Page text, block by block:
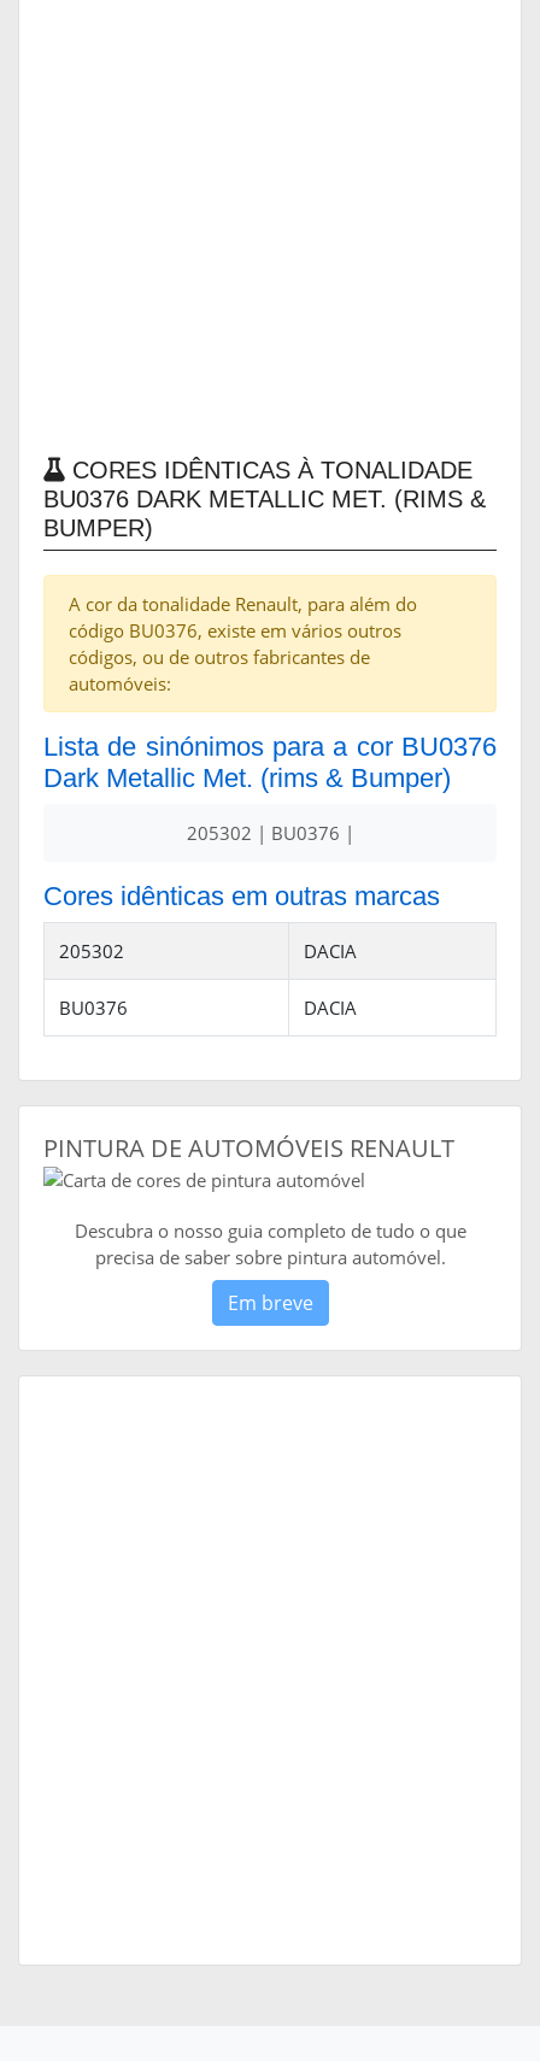
CORES IDÊNTICAS À TONALIDADE
BU0376 DARK METALLIC MET. (RIMS &
BUMPER)
A cor da tonalidade Renault, para além do
código BU0376, existe em vários outros
códigos, ou de outros fabricantes de
automóveis:
Lista de sinónimos para a cor BU0376
Dark Metallic Met. (rims & Bumper)
205302 | BU0376 |
Cores idênticas em outras marcas
205302 DACIA
BU0376 DACIA
PINTURA DE AUTOMÓVEIS RENAULT
Descubra o nosso guia completo de tudo o que
precisa de saber sobre pintura automóvel.
Em breve